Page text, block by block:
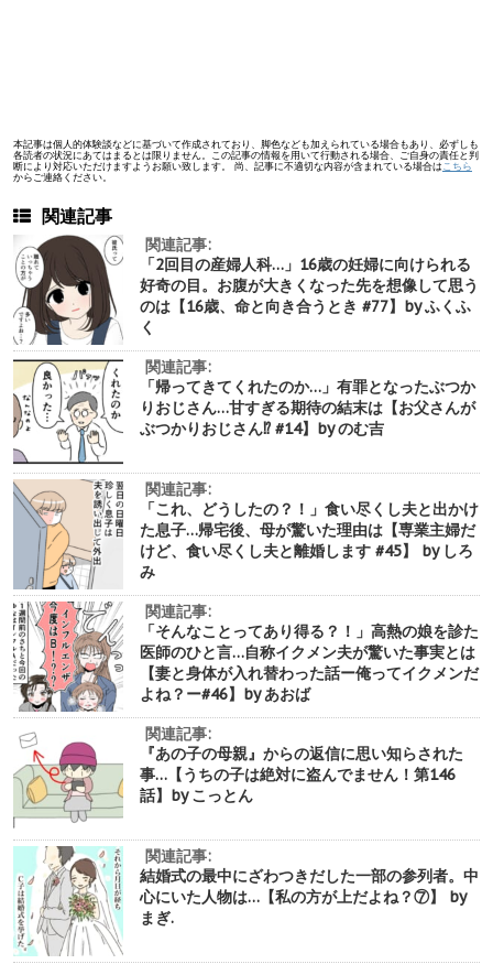
本記事は個人的体験談などに基づいて作成されており、脚色なども加えられている場合もあり、必ずしも
各読者の状況にあてはまるとは限りません。この記事の情報を用いて行動される場合、ご自身の責任と判
断により対応いただけますようお願い致します。 尚、記事に不適切な内容が含まれている場合はこちら
からご連絡ください。
関連記事
関連記事:
「2回目の産婦人科…」16歳の妊婦に向けられる
好奇の目。お腹が大きくなった先を想像して思う
のは【16歳、命と向き合うとき #77】by ふくふ
く
関連記事:
「帰ってきてくれたのか…」有罪となったぶつか
りおじさん…甘すぎる期待の結末は【お父さんが
ぶつかりおじさん⁉︎ #14】by のむ吉
関連記事:
「これ、どうしたの？！」食い尽くし夫と出かけ
た息子…帰宅後、母が驚いた理由は【専業主婦だ
けど、食い尽くし夫と離婚します #45】 by しろ
み
関連記事:
「そんなことってあり得る？！」高熱の娘を診た
医師のひと言…自称イクメン夫が驚いた事実とは
【妻と身体が入れ替わった話ー俺ってイクメンだ
よね？ー#46】by あおば
関連記事:
『あの子の母親』からの返信に思い知らされた
事…【うちの子は絶対に盗んでません！第146
話】by こっとん
関連記事:
結婚式の最中にざわつきだした一部の参列者。中
心にいた人物は…【私の方が上だよね？⑦】 by
まぎ.